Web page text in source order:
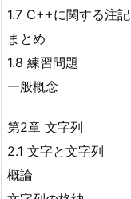
1.7 C++に関する注記
まとめ
1.8 練習問題
一般概念
第2章 文字列
2.1 文字と文字列
概論